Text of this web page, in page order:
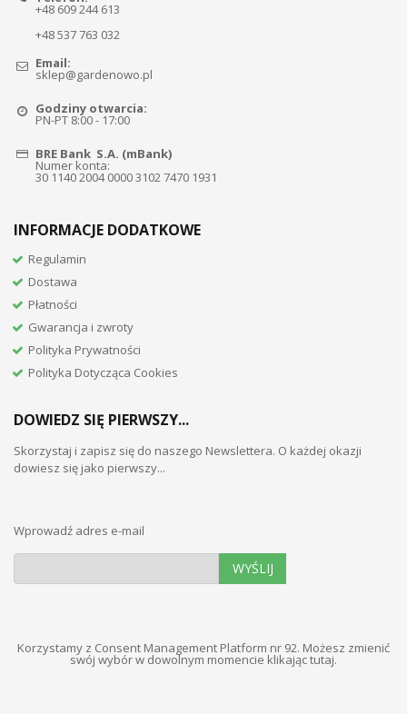
+48 609 244 613
+48 537 763 032
Email:
sklep@gardenowo.pl
Godziny otwarcia:
PN-PT 8:00 - 17:00
BRE Bank S.A. (mBank)
Numer konta:
30 1140 2004 0000 3102 7470 1931
INFORMACJE DODATKOWE
Regulamin
Dostawa
Płatności
Gwarancja i zwroty
Polityka Prywatności
Polityka Dotycząca Cookies
DOWIEDZ SIĘ PIERWSZY...
Skorzystaj i zapisz się do naszego Newslettera. O każdej okazji
dowiesz się jako pierwszy...
Wprowadź adres e-mail
WYŚLIJ
Korzystamy z Consent Management Platform nr 92. Możesz zmienić
swój wybór w dowolnym momencie klikając tutaj.